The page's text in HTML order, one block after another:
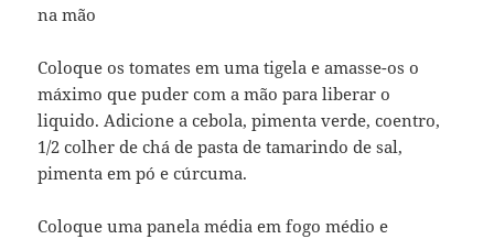
na mão
Coloque os tomates em uma tigela e amasse-os o
máximo que puder com a mão para liberar o
liquido. Adicione a cebola, pimenta verde, coentro,
1/2 colher de chá de pasta de tamarindo de sal,
pimenta em pó e cúrcuma.
Coloque uma panela média em fogo médio e